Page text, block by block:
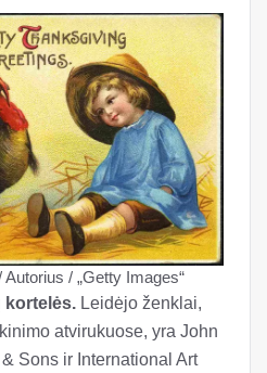
/ „Getty Images“
kortelės. Leidėjo ženklai,
atvirukuose, yra John
Sons ir International Art